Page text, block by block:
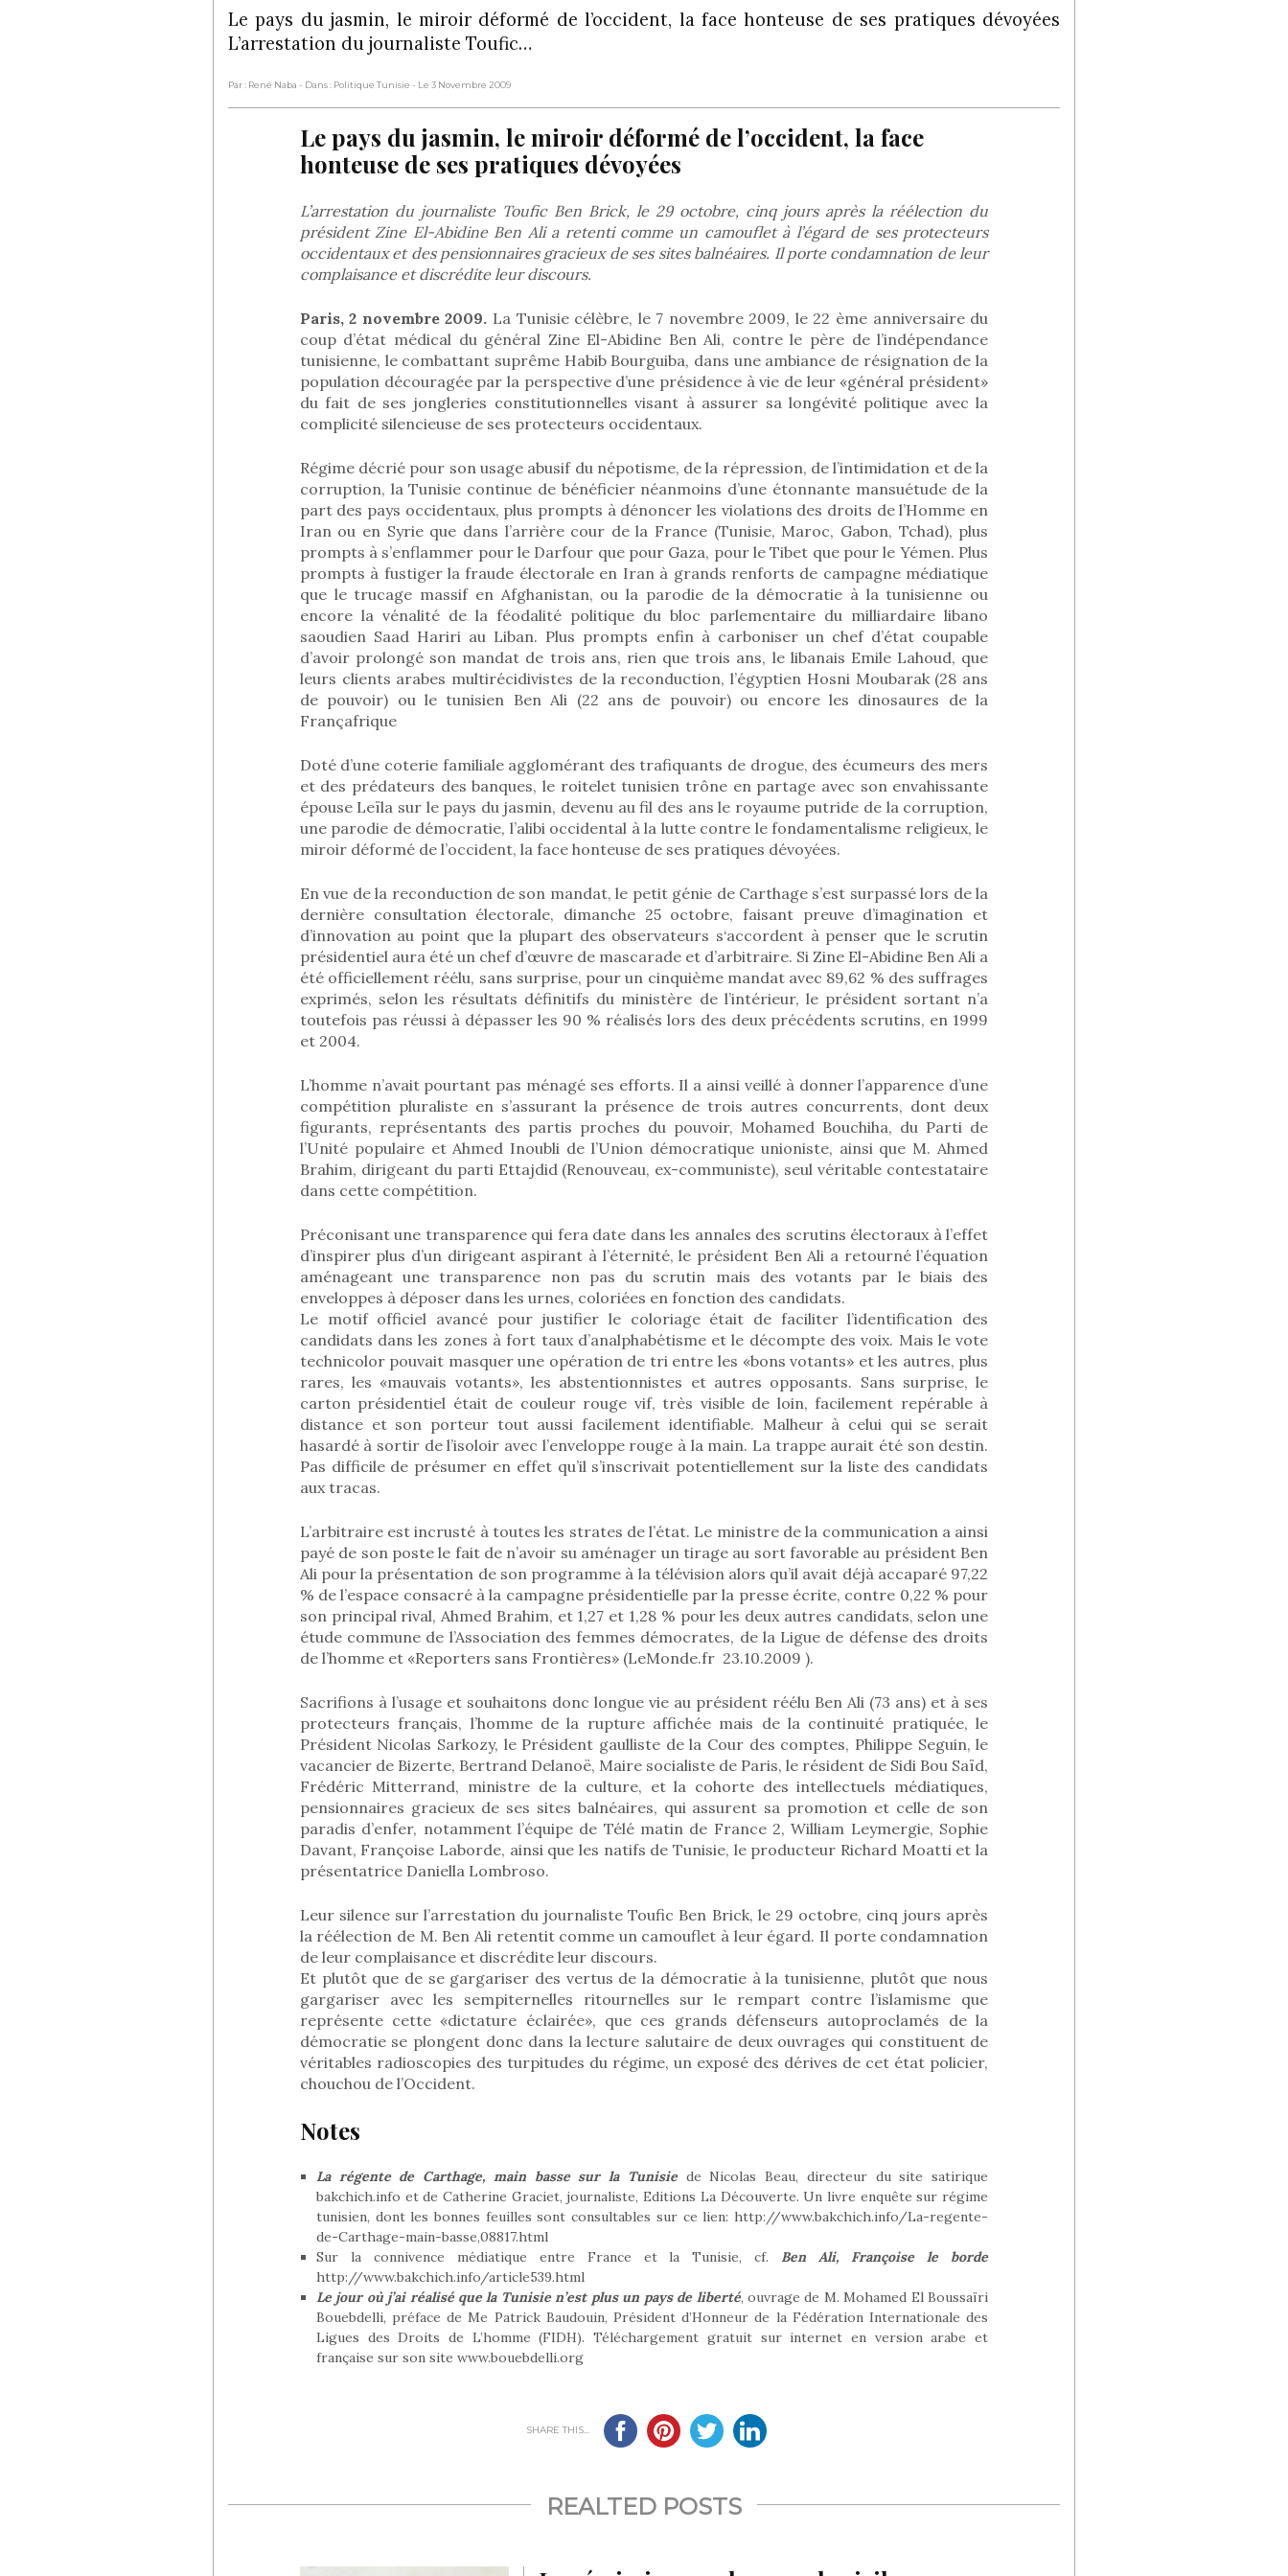
Le pays du jasmin, le miroir déformé de l’occident, la face honteuse de ses pratiques dévoyées
L’arrestation du journaliste Toufic…
Par : René Naba - Dans : Politique Tunisie - Le 3 Novembre 2009
Le pays du jasmin, le miroir déformé de l’occident, la face
honteuse de ses pratiques dévoyées
L’arrestation du journaliste Toufic Ben Brick, le 29 octobre, cinq jours après la réélection du
président Zine El-Abidine Ben Ali a retenti comme un camouflet à l’égard de ses protecteurs
occidentaux et des pensionnaires gracieux de ses sites balnéaires. Il porte condamnation de leur
complaisance et discrédite leur discours.
Paris, 2 novembre 2009. La Tunisie célèbre, le 7 novembre 2009, le 22 ème anniversaire du
coup d’état médical du général Zine El-Abidine Ben Ali, contre le père de l’indépendance
tunisienne, le combattant suprême Habib Bourguiba, dans une ambiance de résignation de la
population découragée par la perspective d’une présidence à vie de leur «général président»
du fait de ses jongleries constitutionnelles visant à assurer sa longévité politique avec la
complicité silencieuse de ses protecteurs occidentaux.
Régime décrié pour son usage abusif du népotisme, de la répression, de l’intimidation et de la
corruption, la Tunisie continue de bénéficier néanmoins d’une étonnante mansuétude de la
part des pays occidentaux, plus prompts à dénoncer les violations des droits de l’Homme en
Iran ou en Syrie que dans l’arrière cour de la France (Tunisie, Maroc, Gabon, Tchad), plus
prompts à s’enflammer pour le Darfour que pour Gaza, pour le Tibet que pour le Yémen. Plus
prompts à fustiger la fraude électorale en Iran à grands renforts de campagne médiatique
que le trucage massif en Afghanistan, ou la parodie de la démocratie à la tunisienne ou
encore la vénalité de la féodalité politique du bloc parlementaire du milliardaire libano
saoudien Saad Hariri au Liban. Plus prompts enfin à carboniser un chef d’état coupable
d’avoir prolongé son mandat de trois ans, rien que trois ans, le libanais Emile Lahoud, que
leurs clients arabes multirécidivistes de la reconduction, l’égyptien Hosni Moubarak (28 ans
de pouvoir) ou le tunisien Ben Ali (22 ans de pouvoir) ou encore les dinosaures de la
Françafrique
Doté d’une coterie familiale agglomérant des trafiquants de drogue, des écumeurs des mers
et des prédateurs des banques, le roitelet tunisien trône en partage avec son envahissante
épouse Leïla sur le pays du jasmin, devenu au fil des ans le royaume putride de la corruption,
une parodie de démocratie, l’alibi occidental à la lutte contre le fondamentalisme religieux, le
miroir déformé de l’occident, la face honteuse de ses pratiques dévoyées.
En vue de la reconduction de son mandat, le petit génie de Carthage s’est surpassé lors de la
dernière consultation électorale, dimanche 25 octobre, faisant preuve d’imagination et
d’innovation au point que la plupart des observateurs s‘accordent à penser que le scrutin
présidentiel aura été un chef d’œuvre de mascarade et d’arbitraire. Si Zine El-Abidine Ben Ali a
été officiellement réélu, sans surprise, pour un cinquième mandat avec 89,62 % des suffrages
exprimés, selon les résultats définitifs du ministère de l’intérieur, le président sortant n’a
toutefois pas réussi à dépasser les 90 % réalisés lors des deux précédents scrutins, en 1999
et 2004.
L’homme n’avait pourtant pas ménagé ses efforts. Il a ainsi veillé à donner l’apparence d’une
compétition pluraliste en s’assurant la présence de trois autres concurrents, dont deux
figurants, représentants des partis proches du pouvoir, Mohamed Bouchiha, du Parti de
l’Unité populaire et Ahmed Inoubli de l’Union démocratique unioniste, ainsi que M. Ahmed
Brahim, dirigeant du parti Ettajdid (Renouveau, ex-communiste), seul véritable contestataire
dans cette compétition.
Préconisant une transparence qui fera date dans les annales des scrutins électoraux à l’effet
d’inspirer plus d’un dirigeant aspirant à l’éternité, le président Ben Ali a retourné l’équation
aménageant une transparence non pas du scrutin mais des votants par le biais des
enveloppes à déposer dans les urnes, coloriées en fonction des candidats.
Le motif officiel avancé pour justifier le coloriage était de faciliter l’identification des
candidats dans les zones à fort taux d’analphabétisme et le décompte des voix. Mais le vote
technicolor pouvait masquer une opération de tri entre les «bons votants» et les autres, plus
rares, les «mauvais votants», les abstentionnistes et autres opposants. Sans surprise, le
carton présidentiel était de couleur rouge vif, très visible de loin, facilement repérable à
distance et son porteur tout aussi facilement identifiable. Malheur à celui qui se serait
hasardé à sortir de l’isoloir avec l’enveloppe rouge à la main. La trappe aurait été son destin.
Pas difficile de présumer en effet qu’il s’inscrivait potentiellement sur la liste des candidats
aux tracas.
L’arbitraire est incrusté à toutes les strates de l’état. Le ministre de la communication a ainsi
payé de son poste le fait de n’avoir su aménager un tirage au sort favorable au président Ben
Ali pour la présentation de son programme à la télévision alors qu’il avait déjà accaparé 97,22
% de l’espace consacré à la campagne présidentielle par la presse écrite, contre 0,22 % pour
son principal rival, Ahmed Brahim, et 1,27 et 1,28 % pour les deux autres candidats, selon une
étude commune de l’Association des femmes démocrates, de la Ligue de défense des droits
de l’homme et «Reporters sans Frontières» (LeMonde.fr 23.10.2009 ).
Sacrifions à l’usage et souhaitons donc longue vie au président réélu Ben Ali (73 ans) et à ses
protecteurs français, l’homme de la rupture affichée mais de la continuité pratiquée, le
Président Nicolas Sarkozy, le Président gaulliste de la Cour des comptes, Philippe Seguin, le
vacancier de Bizerte, Bertrand Delanoë, Maire socialiste de Paris, le résident de Sidi Bou Saïd,
Frédéric Mitterrand, ministre de la culture, et la cohorte des intellectuels médiatiques,
pensionnaires gracieux de ses sites balnéaires, qui assurent sa promotion et celle de son
paradis d’enfer, notamment l’équipe de Télé matin de France 2, William Leymergie, Sophie
Davant, Françoise Laborde, ainsi que les natifs de Tunisie, le producteur Richard Moatti et la
présentatrice Daniella Lombroso.
Leur silence sur l’arrestation du journaliste Toufic Ben Brick, le 29 octobre, cinq jours après
la réélection de M. Ben Ali retentit comme un camouflet à leur égard. Il porte condamnation
de leur complaisance et discrédite leur discours.
Et plutôt que de se gargariser des vertus de la démocratie à la tunisienne, plutôt que nous
gargariser avec les sempiternelles ritournelles sur le rempart contre l’islamisme que
représente cette «dictature éclairée», que ces grands défenseurs autoproclamés de la
démocratie se plongent donc dans la lecture salutaire de deux ouvrages qui constituent de
véritables radioscopies des turpitudes du régime, un exposé des dérives de cet état policier,
chouchou de l’Occident.
Notes
La régente de Carthage, main basse sur la Tunisiede Nicolas Beau, directeur du site satirique
bakchich.info et de Catherine Graciet, journaliste, Editions La Découverte. Un livre enquête sur régime
tunisien, dont les bonnes feuilles sont consultables sur ce lien: http://www.bakchich.info/La-regente-
de-Carthage-main-basse,08817.html
Sur la connivence médiatique entre France et la Tunisie, cf.Ben Ali, Françoise le borde
http://www.bakchich.info/article539.html
Le jour où j’ai réalisé que la Tunisie n’est plus un pays de liberté, ouvrage de M. Mohamed El Boussaïri
Bouebdelli, préface de Me Patrick Baudouin, Président d’Honneur de la Fédération Internationale des
Ligues des Droits de L’homme (FIDH). Téléchargement gratuit sur internet en version arabe et
française sur son site www.bouebdelli.org
SHARE THIS...
REALTED POSTS